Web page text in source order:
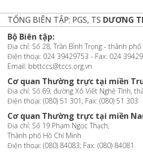
TỔNG BIÊN TẬP: PGS, TS DƯƠNG
Bộ Biên tập:
Địa chỉ: Số 28, Trần Bình Trọng - thành phố
Điện thoại: 024 39429753 - Fax: 024
Email: bbttccs@tccs.org.vn
Cơ quan Thường trực tại miền
Địa chỉ: Số 69, đường Xô Viết Nghệ Tĩnh,
Điện thoại: (080) 51 301; Fax: (080) 51 303
Cơ quan Thường trực tại miền
Địa chỉ: Số 19 Phạm Ngọc Thạch,
Thành phố Hồ Chí Minh
Điện thoại: (080) 84083; Fax: (080) 84081